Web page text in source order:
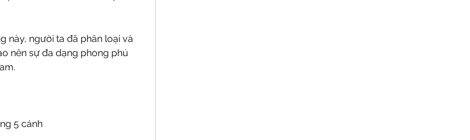
này, người ta đã phân loại và
nên sự đa dạng phong phú
5 cánh